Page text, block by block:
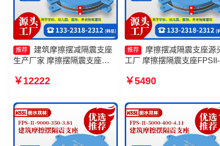
推荐
建筑摩擦摆减隔震支座
生产厂家 摩擦摆隔震支座
厂 建筑减隔震摩擦摆支座源头
5000-300-3.48
￥12222
推荐
摩擦摆减隔震支座源
工厂 摩擦摆隔震支座FPSII-
隔震球型支座厂家 摩擦摆
产厂家
￥5490